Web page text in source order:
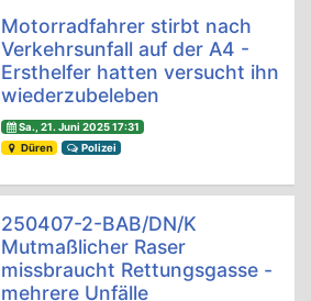
Motorradfahrer stirbt nach
Verkehrsunfall auf der A4 -
Ersthelfer hatten versucht ihn
wiederzubeleben
Sa., 21. Juni 2025 17:31
Düren
Polizei
250407-2-BAB/DN/K
Mutmaßlicher Raser
missbraucht Rettungsgasse -
mehrere Unfälle